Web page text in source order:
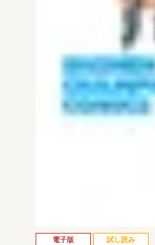
電子版 試し読み